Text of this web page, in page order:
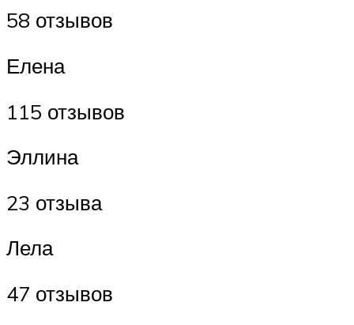
58 отзывов
Елена
115 отзывов
Эллина
23 отзыва
Лела
47 отзывов